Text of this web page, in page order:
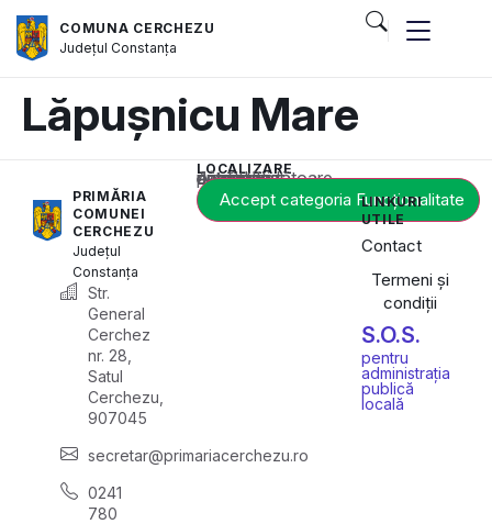
COMUNA CERCHEZU
JudețulConstanța
Lăpușnicu Mare
PRIMĂRIA
COMUNEI
CERCHEZU
Județul
Constanța
Str.
General
Cerchez
nr. 28,
Satul
Cerchezu,
907045
secretar@primariacerchezu.ro
0241
780
LOCALIZARE
Acest conținut este blocat până când acceptați categoria corespunzătoare de cookie-uri.
Accept categoria Funcționalitate
LINKURI
UTILE
Contact
Termeni și
condiții
S.O.S.
pentru
administrația
publică
locală